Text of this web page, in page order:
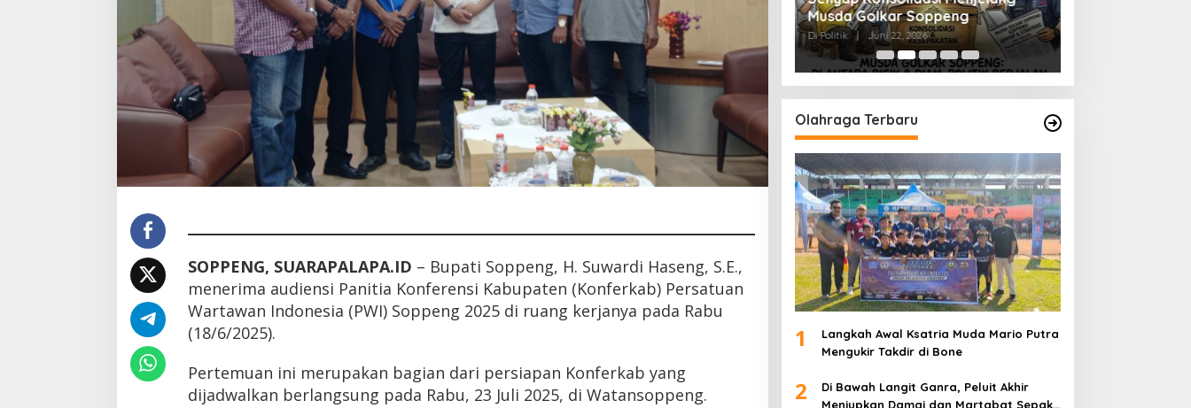
SOPPENG, SUARAPALAPA.ID – Bupati Soppeng, H. Suwardi Haseng, S.E.,
menerima audiensi Panitia Konferensi Kabupaten (Konferkab) Persatuan
Wartawan Indonesia (PWI) Soppeng 2025 di ruang kerjanya pada Rabu
(18/6/2025).
Pertemuan ini merupakan bagian dari persiapan Konferkab yang
dijadwalkan berlangsung pada Rabu, 23 Juli 2025, di Watansoppeng.
Latemmamala
Di Politik Juni 22, 2026
Musda Golkar Soppeng
Di Politik | Juni 22, 2026
Olahraga Terbaru
1
Langkah Awal Ksatria Muda Mario Putra
Mengukir Takdir di Bone
2
Di Bawah Langit Ganra, Peluit Akhir
Meniupkan Damai dan Martabat Sepak